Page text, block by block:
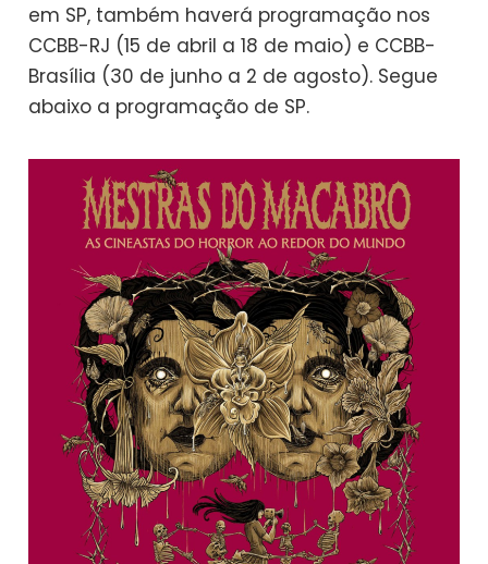
em SP, também haverá programação nos
CCBB-RJ (15 de abril a 18 de maio) e CCBB-
Brasília (30 de junho a 2 de agosto). Segue
abaixo a programação de SP.